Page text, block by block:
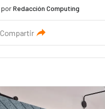
porRedacción Computing
Compartir